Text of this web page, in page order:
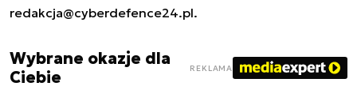
redakcja@cyberdefence24.pl.
Wybrane okazje dla
Ciebie
REKLAMA